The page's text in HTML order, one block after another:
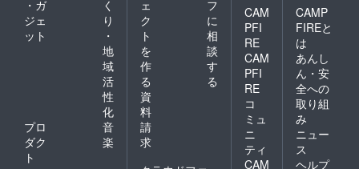
・ガ
ジェ
ット
く
り
・
地
域
活
性
化
プロ
ダク
ト
音
楽
ェ
ク
ト
を
作
る
フ
に
相
談
す
る
資
料
請
求
CAM
PFI
RE
CAM
PFI
RE
コ
ミュ
ニ
ティ
CAM
CAMP
FIREと
は
あんし
ん・安
全への
取り組
み
ニュー
ス
ヘルプ